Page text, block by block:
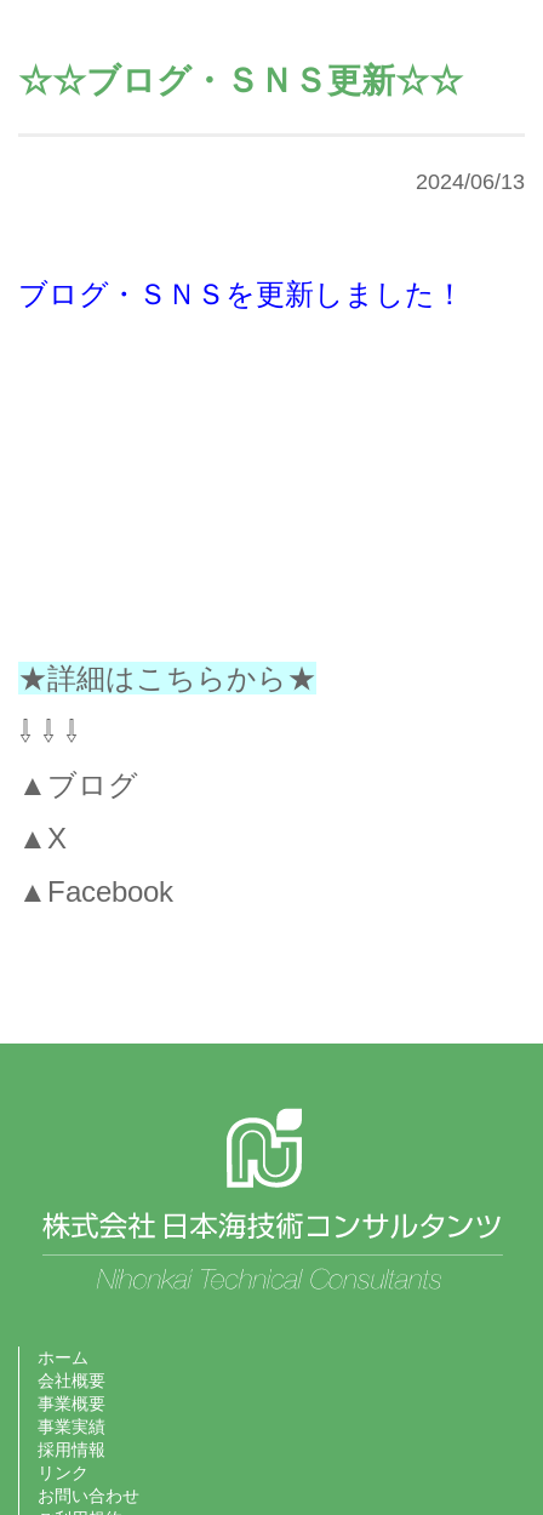
☆☆ブログ・ＳＮＳ更新☆☆
2024/06/13
ブログ・ＳＮＳを更新しました！
★詳細はこちらから★
⇩ ⇩ ⇩
▲ブログ
▲X
▲Facebook
ホーム
会社概要
事業概要
事業実績
採用情報
リンク
お問い合わせ